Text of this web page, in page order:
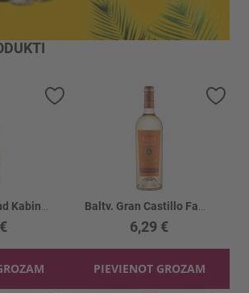
Pievienot vēlmju sarakstam
6,29 €
PIEVIENOT GROZAM